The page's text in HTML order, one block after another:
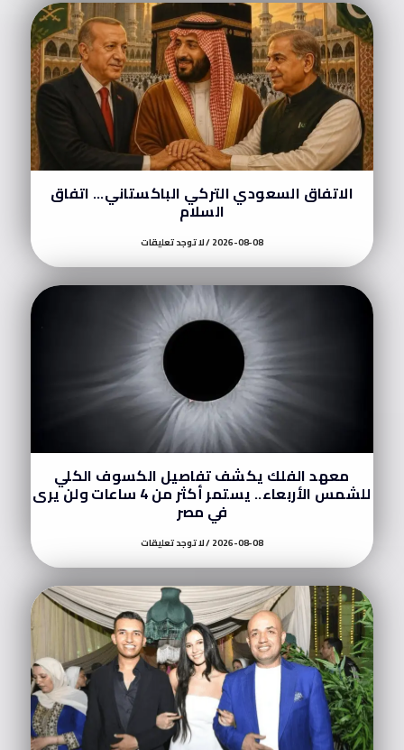
الاتفاق السعودي التركي الباكستاني… اتفاق
السلام
2026-08-08 لا توجد تعليقات
معهد الفلك يكشف تفاصيل الكسوف الكلي
للشمس الأربعاء.. يستمر أكثر من 4 ساعات ولن يرى
في مصر
2026-08-08 لا توجد تعليقات